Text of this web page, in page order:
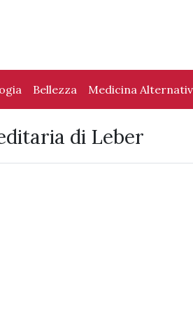
Bellezza Medicina
di Leber